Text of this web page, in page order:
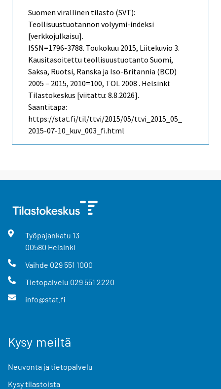
Suomen virallinen tilasto (SVT):
Teollisuustuotannon volyymi-indeksi
[verkkojulkaisu].
ISSN=1796-3788. Toukokuu 2015, Liitekuvio 3.
Kausitasoitettu teollisuustuotanto Suomi,
Saksa, Ruotsi, Ranska ja Iso-Britannia (BCD)
2005 – 2015, 2010=100, TOL 2008 . Helsinki:
Tilastokeskus [viitattu: 8.8.2026].
Saantitapa:
https://stat.fi/til/ttvi/2015/05/ttvi_2015_05_
2015-07-10_kuv_003_fi.html
Työpajankatu 13
00580 Helsinki
Vaihde 029 551 1000
Tietopalvelu 029 551 2220
info@stat.fi
Kysy meiltä
Neuvonta ja tietopalvelu
Kysy tilastoista